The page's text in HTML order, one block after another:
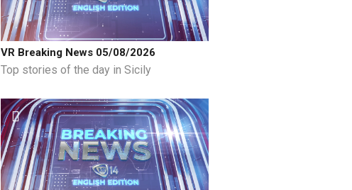
VR Breaking News 05/08/2026
Top stories of the day in Sicily